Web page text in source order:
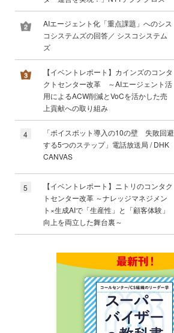
AIエージェント化「重点課題」へのシス
コシステムズの回答／ シスコシステム
ズ
【イベントレポート】カインズのコンタ
クトセンター改革 ～AIエージェント活
用によるACW削減とVoCを活かした売
上貢献への取り組み
4
「ボイスボット導入の10の壁 失敗回避
する5つのステップ」電話放送局 / DHK
CANVAS
5
【イベントレポート】ニトリのコンタク
トセンター改革 ～ナレッジマネジメン
ト×生成AIで「生産性」と「顧客体験」
向上を両立した舞台裏～